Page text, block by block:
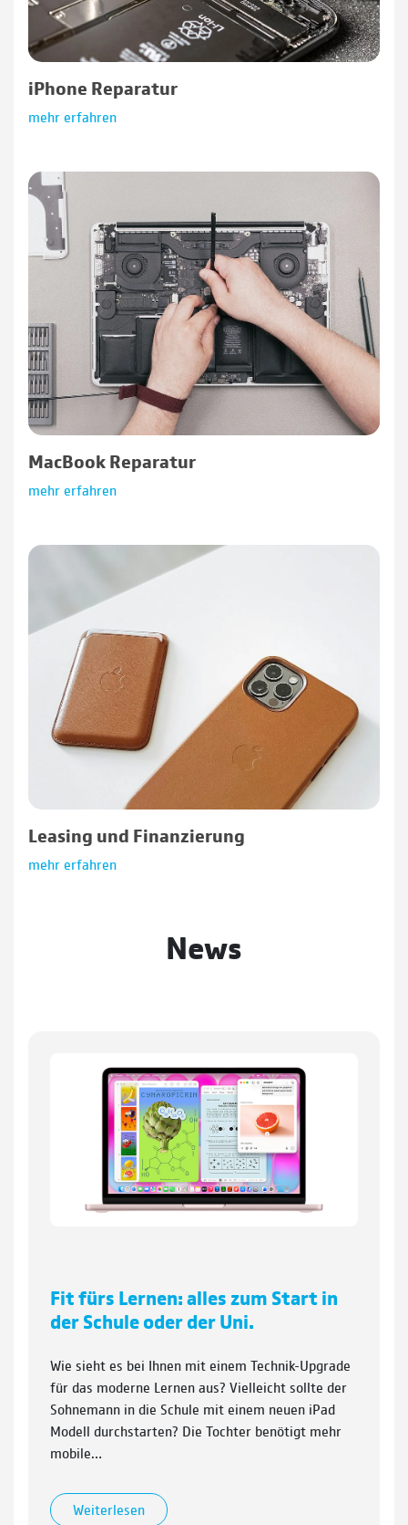
iPhone Reparatur
mehr erfahren
MacBook Reparatur
mehr erfahren
Leasing und Finanzierung
mehr erfahren
News
Fit fürs Lernen: alles zum Start in
der Schule oder der Uni.
Wie sieht es bei Ihnen mit einem Technik-Upgrade
für das moderne Lernen aus? Vielleicht sollte der
Sohnemann in die Schule mit einem neuen iPad
Modell durchstarten? Die Tochter benötigt mehr
mobile…
Weiterlesen